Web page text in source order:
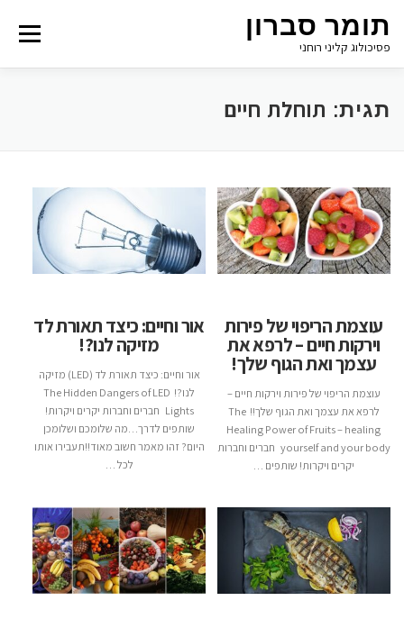
תומר סברון
פסיכולוג קליני רוחני
Menu
תגית: תוחלת חיים
עוצמת הריפוי של פירות
וירקות חיים – לרפא את
עצמך ואת הגוף שלך!
עוצמת הריפוי של פירות וירקות חיים –
לרפא את עצמך ואת הגוף שלך!! The
Healing Power of Fruits – healing
yourself and your body חברים וחברות
יקרים ויקרות! שותפים …
אור וחיים: כיצד תאורת לד
מזיקה לנו?!
אור וחיים: כיצד תאורת לד (LED) מזיקה
לנו?! The Hidden Dangers of LED
Lights חברים וחברות יקרים ויקרות!
שותפים לדרך…מה שלומכם ושלומכן
היום? זהו מאמר חשוב מאוד!!תעבירו אותו
לכל …